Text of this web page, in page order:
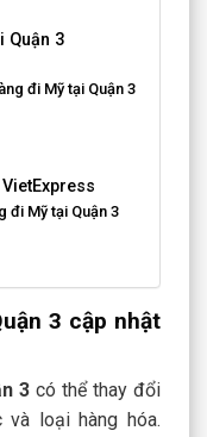
Quận 3
đi Mỹ tại Quận 3
đi Mỹ tại Quận 3
3 cập nhật
3 có thể thay đổi
loại hàng hóa.